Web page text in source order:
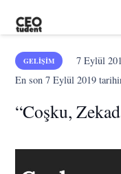
GELIŞIM 7 Eylül
En son7 Eylül 2019
“Coşku,